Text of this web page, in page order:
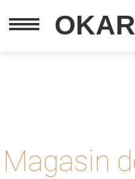
Magasin